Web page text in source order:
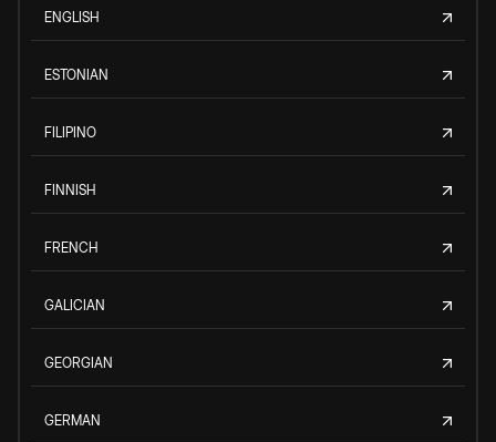
ENGLISH
ESTONIAN
FILIPINO
FINNISH
FRENCH
GALICIAN
GEORGIAN
GERMAN